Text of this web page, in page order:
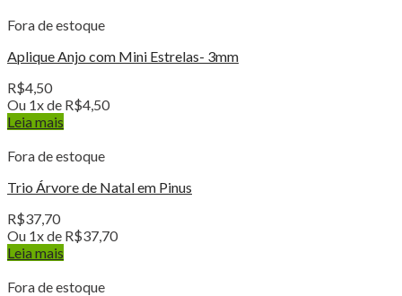
Fora de estoque
Aplique Anjo com Mini Estrelas- 3mm
R$4,50
Ou 1x de R$4,50
Leia mais
Fora de estoque
Trio Árvore de Natal em Pinus
R$37,70
Ou 1x de R$37,70
Leia mais
Fora de estoque